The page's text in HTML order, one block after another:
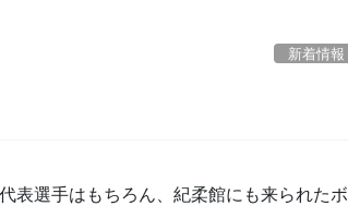
新着情報
表選手はもちろん、紀柔館にも来られたボ